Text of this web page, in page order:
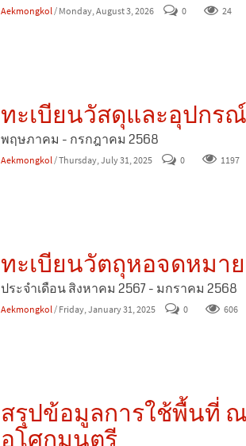
Aekmongkol / Monday, August 3, 2026 0 24
ทะเบียนวัสดุและอุปกร
พฤษภาคม - กรกฎาคม 2568
Aekmongkol/ Thursday, July 31, 2025 0 1197
ทะเบียนวัตถุหอจดหมา
ประจำเดือน สิงหาคม 2567 - มกราคม 2568
Aekmongkol/ Friday, January 31, 2025 0 606
สรุปข้อมูลการใช้พื้นที่